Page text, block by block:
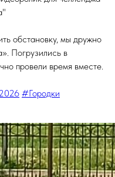
обстановку, мы дружно
Погрузились в
провели время вместе.
#Городки